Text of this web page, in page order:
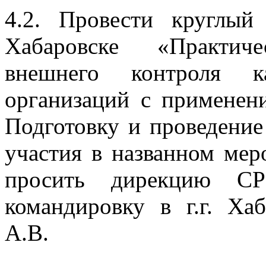
4.2. Провести
Хабаровске
внешнего контроля
организаций с
Подготовку и
участия в названном
просить дирекцию
командировку в г.г.
А.В.